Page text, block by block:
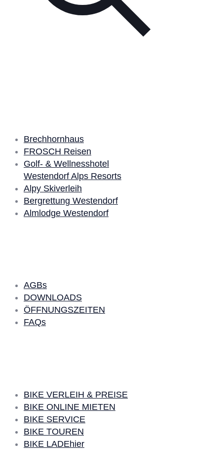
Brechhornhaus
FROSCH Reisen
Golf- & Wellnesshotel
Westendorf Alps Resorts
Alpy Skiverleih
Bergrettung Westendorf
Almlodge Westendorf
AGBs
DOWNLOADS
ÖFFNUNGSZEITEN
FAQs
BIKE VERLEIH & PREISE
BIKE ONLINE MIETEN
BIKE SERVICE
BIKE TOUREN
BIKE LADEhier